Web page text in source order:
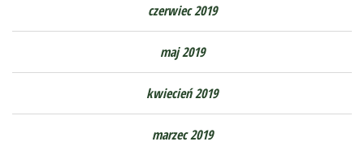
czerwiec 2019
maj 2019
kwiecień 2019
marzec 2019